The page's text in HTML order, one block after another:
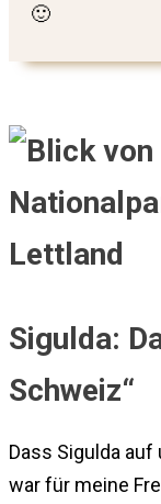
🙂
Sigulda:
Schweiz“
Dass Sigulda
war für meine